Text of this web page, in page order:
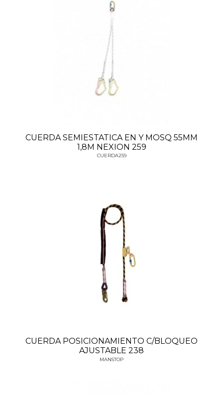
CUERDA SEMIESTATICA EN Y MOSQ 55MM
1,8M NEXION 259
CUERDA259
CUERDA POSICIONAMIENTO C/BLOQUEO
AJUSTABLE 238
MANSTOP